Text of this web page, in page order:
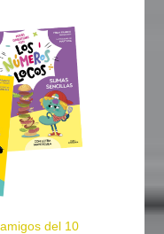
del 10